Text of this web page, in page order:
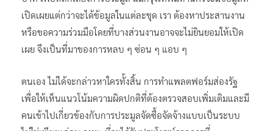
เปิดเผยแต่กว่าจะได้ข้อมูลในแต่ละชุด เรา ต้องหาประสานงาน
หรือขอความร่วมมือโดยที่บางส่วนงานอาจจะไม่ยินยอมให้เปิด
เผย จึงเป็นที่มาของการหลบ ๆ ซ่อน ๆ แอบ ๆ
ตนเอง ไม่ได้จะกล่าวหาใครทั้งสิ้น การทำแพลตฟอร์มส่องรัฐ
เพื่อให้เห็นแนวโน้มความผิดปกติที่ต้องตรวจสอบเพิ่มเติมและมี
คนเข้าไปเกี่ยวข้องกับการประมูลจัดซื้อจัดจ้างแบบเป็นระบบ